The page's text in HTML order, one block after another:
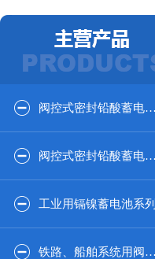
阀控式密封铅酸蓄电池12V系列
阀控式密封铅酸蓄电池2V系列
工业用镉镍蓄电池系列
铁路、船舶系统用阀控式密闭铅酸蓄电池系列